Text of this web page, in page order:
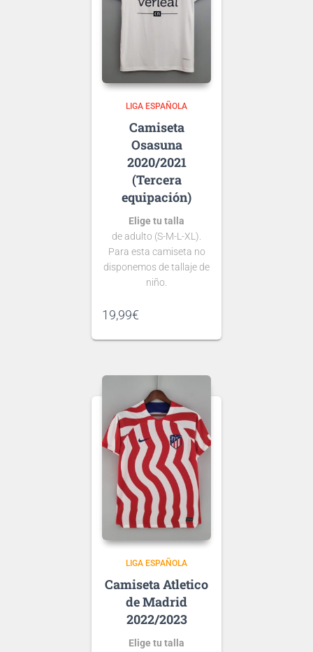
grabemos en tu
Ten en cuenta que si aún
no se ha presentado la
LIGA ESPAÑOLA
Osasuna
2020/2021
(Tercera
equipación)
Elige tu talla
de adulto (S-M-L-XL).
Para esta camiseta no
disponemos de tallaje de
niño.
Puedes elegir
nombre y número
para tu camiseta, bien
personalizado o bien de
algún jugador, lo que
escribas será lo que
grabemos en tu
camiseta.
Ten en cuenta que si aún
no se ha presentado la
nueva
tipografía
19,99€
LIGA ESPAÑOLA
Atletico
de Madrid
2022/2023
Elige tu talla